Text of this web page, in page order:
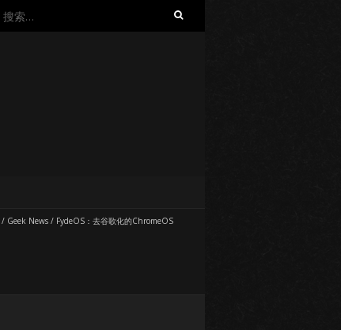
搜
/ Geek News / FydeOS：去谷歌化的ChromeOS